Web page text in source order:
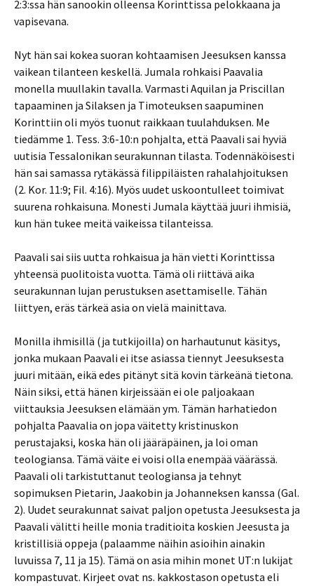
2:3:ssa hän sanookin olleensa Korinttissa pelokkaana ja
vapisevana.
Nyt hän sai kokea suoran kohtaamisen Jeesuksen kanssa
vaikean tilanteen keskellä. Jumala rohkaisi Paavalia
monella muullakin tavalla. Varmasti Aquilan ja Priscillan
tapaaminen ja Silaksen ja Timoteuksen saapuminen
Korinttiin oli myös tuonut raikkaan tuulahduksen. Me
tiedämme 1. Tess. 3:6-10:n pohjalta, että Paavali sai hyviä
uutisia Tessalonikan seurakunnan tilasta. Todennäköisesti
hän sai samassa rytäkässä filippiläisten rahalahjoituksen
(2. Kor. 11:9; Fil. 4:16). Myös uudet uskoontulleet toimivat
suurena rohkaisuna. Monesti Jumala käyttää juuri ihmisiä,
kun hän tukee meitä vaikeissa tilanteissa.
Paavali sai siis uutta rohkaisua ja hän vietti Korinttissa
yhteensä puolitoista vuotta. Tämä oli riittävä aika
seurakunnan lujan perustuksen asettamiselle. Tähän
liittyen, eräs tärkeä asia on vielä mainittava.
Monilla ihmisillä (ja tutkijoilla) on harhautunut käsitys,
jonka mukaan Paavali ei itse asiassa tiennyt Jeesuksesta
juuri mitään, eikä edes pitänyt sitä kovin tärkeänä tietona.
Näin siksi, että hänen kirjeissään ei ole paljoakaan
viittauksia Jeesuksen elämään ym. Tämän harhatiedon
pohjalta Paavalia on jopa väitetty kristinuskon
perustajaksi, koska hän oli jääräpäinen, ja loi oman
teologiansa. Tämä väite ei voisi olla enempää väärässä.
Paavali oli tarkistuttanut teologiansa ja tehnyt
sopimuksen Pietarin, Jaakobin ja Johanneksen kanssa (Gal.
2). Uudet seurakunnat saivat paljon opetusta Jeesuksesta ja
Paavali välitti heille monia traditioita koskien Jeesusta ja
kristillisiä oppeja (palaamme näihin asioihin ainakin
luvuissa 7, 11 ja 15). Tämä on asia mihin monet UT:n lukijat
kompastuvat. Kirjeet ovat ns. kakkostason opetusta eli